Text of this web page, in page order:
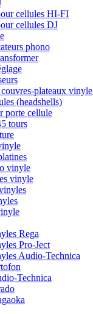
cellules HI-FI
cellules DJ
phono
plateaux vinyle
(headshells)
porte cellule
tours
vinyle
vinyle
Rega
Pro-Ject
Audio-Technica
Technica